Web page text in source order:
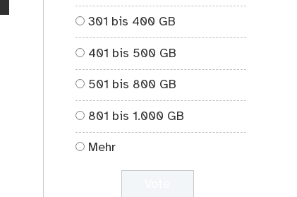
301 bis 400 GB
401 bis 500 GB
501 bis 800 GB
801 bis 1.000 GB
Mehr